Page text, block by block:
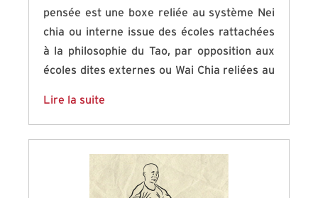
pensée est une boxe reliée au système Nei
chia ou interne issue des écoles rattachées
à la philosophie du Tao, par opposition aux
écoles dites externes ou Wai Chia reliées au
au mont Wu Dang, c’est sans aucun doute le
point de vue historique. Il prend ses racines
au onzième siècle, son fondateur est le
Lire la suite